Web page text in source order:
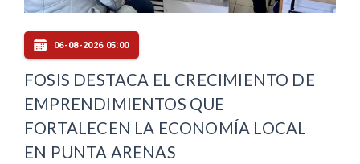
06-08-2026 05:00
FOSIS DESTACA EL CRECIMIENTO DE
EMPRENDIMIENTOS QUE
FORTALECEN LA ECONOMÍA LOCAL
EN PUNTA ARENAS